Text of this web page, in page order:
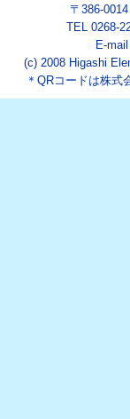
〒386-
TEL 0268-
E-
(c) 2008 Higashi
＊QRコードは株式